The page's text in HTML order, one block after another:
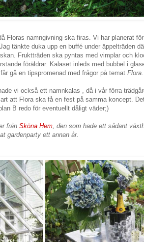
Floras namngivning ska firas. Vi har planerat
tänkte duka upp en buffé under äppelträden
Fruktträden ska pyntas med vimplar och
föräldrar. Kalaset inleds med bubbel i
gå en tipspromenad med frågor på temat Flora.
vi också ett namnkalas , då i vår förra
att Flora ska få en fest på samma koncept.
B redo för eventuellt dåligt väder;)
från Sköna Hem , den som hade ett sådant
gardenparty ett annan år.